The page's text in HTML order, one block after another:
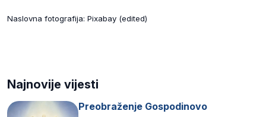
Naslovna fotografija: Pixabay (edited)
Najnovije vijesti
Preobraženje Gospodinovo